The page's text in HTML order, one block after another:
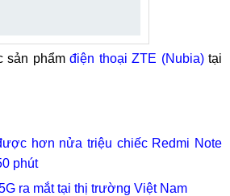
sản phẩmđiện thoại ZTE (Nubia)tại
hơn nửa triệu chiếc Redmi Note
phút
ra mắt tại thị trường Việt Nam